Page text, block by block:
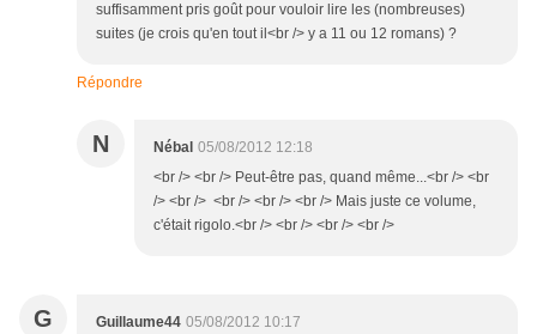
suffisamment pris goût pour vouloir lire les (nombreuses)
suites (je crois qu'en tout il<br /> y a 11 ou 12 romans) ?
Répondre
N Nébal 05/08/2012 12:18
<br /> <br /> Peut-être pas, quand même...<br /> <br
/> <br /> <br /> <br /> <br /> Mais juste ce volume,
c'était rigolo.<br /> <br /> <br /> <br />
G Guillaume44 05/08/2012 10:17